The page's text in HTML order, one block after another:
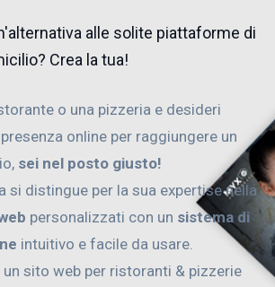
alle solite piattaforme di
Crea la tua!
o una pizzeria e desideri
online per raggiungere un
sei nel posto giusto!
si distingue per la sua expertise nella
personalizzati con un sistema di
intuitivo e facile da usare.
sito web per ristoranti & pizzerie